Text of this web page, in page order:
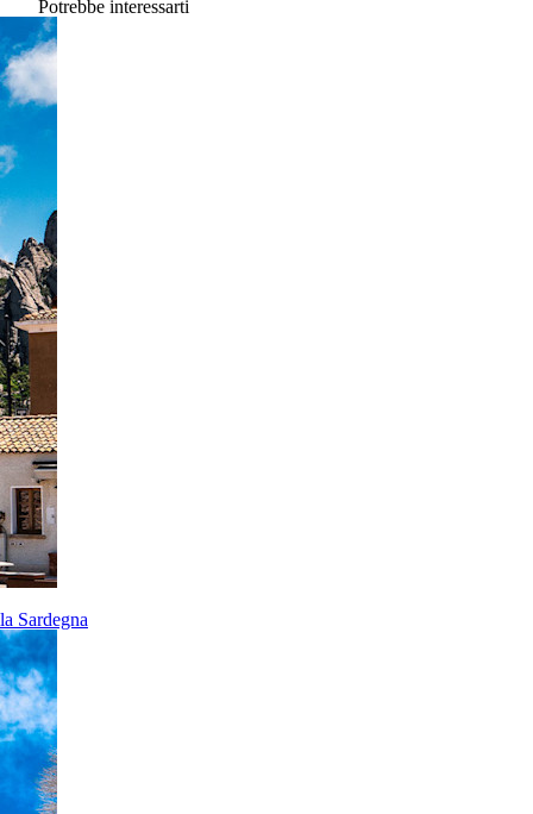
Potrebbe interessarti
Sardegna